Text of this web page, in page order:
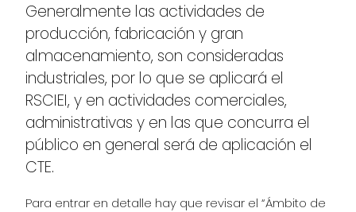
Generalmente las actividades de
producción, fabricación y gran
almacenamiento, son consideradas
industriales, por lo que se aplicará el
RSCIEI, y en actividades comerciales,
administrativas y en las que concurra el
público en general será de aplicación el
CTE.
Para entrar en detalle hay que revisar el “Ámbito de